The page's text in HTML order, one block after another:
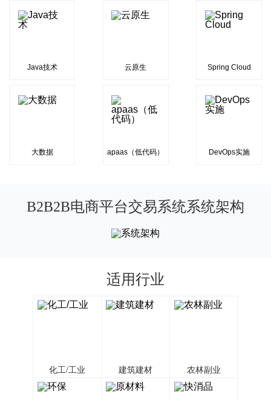
Java技术 云原生 Spring Cloud
大数据 apaas（低代码） DevOps实施
B2B2B电商平台交易系统系统架构
适用行业
化工/工业 建筑建材 农林副业